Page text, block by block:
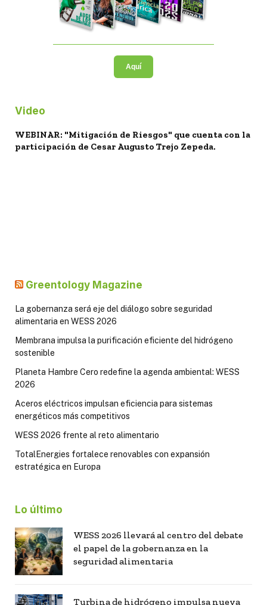
Aquí
Video
WEBINAR: "Mitigación de Riesgos" que cuenta con la
participación de Cesar Augusto Trejo Zepeda.
Greentology Magazine
La gobernanza será eje del diálogo sobre seguridad
alimentaria en WESS 2026
Membrana impulsa la purificación eficiente del hidrógeno
sostenible
Planeta Hambre Cero redefine la agenda ambiental: WESS
2026
Aceros eléctricos impulsan eficiencia para sistemas
energéticos más competitivos
WESS 2026 frente al reto alimentario
TotalEnergies fortalece renovables con expansión
estratégica en Europa
Lo último
WESS 2026 llevará al centro del debate
el papel de la gobernanza en la
seguridad alimentaria
Turbina de hidrógeno impulsa nueva